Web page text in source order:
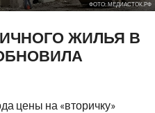
ФОТО: МЕДИАСТОК.РФ
ЖИЛЬЯ В
цены на «вторичку»